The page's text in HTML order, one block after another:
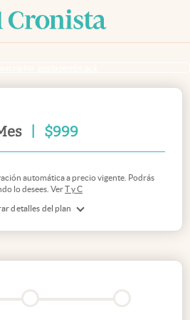
$999
detalles del plan
automática a precio vigente. Podrás
lo desees. VerT y C